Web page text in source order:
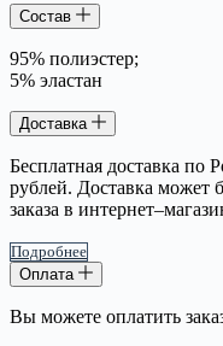
Состав
95% полиэстер;
5% эластан
Доставка
Бесплатная доставка по
рублей. Доставка может
заказа в
Подробнее
Оплата
Вы можете оплатить